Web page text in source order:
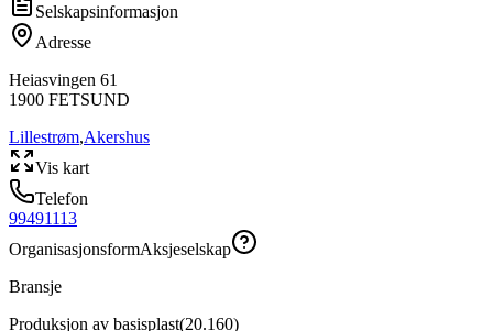
Selskapsinformasjon
Adresse
Heiasvingen 61
1900 FETSUND
Lillestrøm,Akershus
Vis kart
Telefon
99491113
OrganisasjonsformAksjeselskap
Bransje
Produksjon av basisplast(20.160)